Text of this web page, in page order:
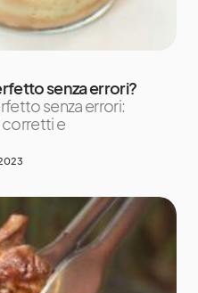
senza errori?
senza errori:
corretti e